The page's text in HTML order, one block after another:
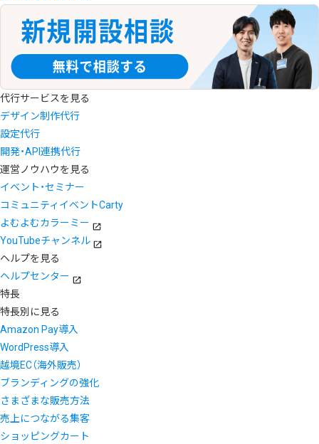
代行サービスを見る
デザイン制作代行
設定代行
開発・API連携代行
運営ノウハウを見る
イベント・セミナー
コミュニティイベントCarty
よむよむカラーミー
YouTubeチャンネル
ヘルプを見る
ヘルプセンター
特長
特長別に見る
Amazon Pay導入
WordPress導入
越境EC（海外販売）
ブランディングの強化
さまざまな販売方法
売上につながる集客
ショッピングカート